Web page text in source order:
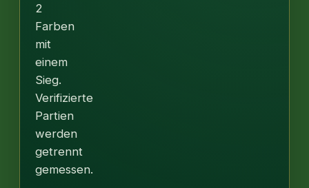
2
Farben
mit
einem
Sieg.
Verifizierte
Partien
werden
getrennt
gemessen.